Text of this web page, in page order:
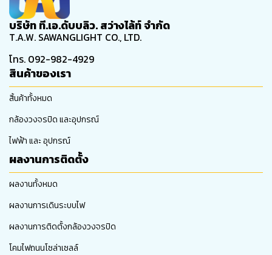
บริษัท ที.เอ.ดับบลิว. สว่างไล้ท์ จำกัด
T.A.W. SAWANGLIGHT CO., LTD.
โทร. 092-982-4929
สินค้าของเรา
สิ้นค้าทั้งหมด
กล้องวงจรปิด และอุปกรณ์
ไฟฟ้า และ อุปกรณ์
ผลงานการติดตั้ง
ผลงานทั้งหมด
ผลงานการเดินระบบไฟ
ผลงานการติดตั้งกล้องวงจรปิด
โคมไฟถนนโซล่าเซลล์